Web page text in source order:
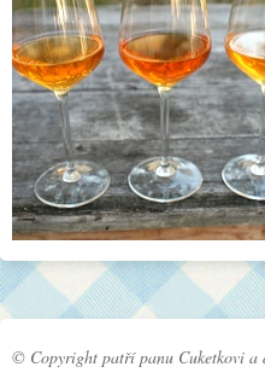
© Copyright patří panu Cuketkovi a